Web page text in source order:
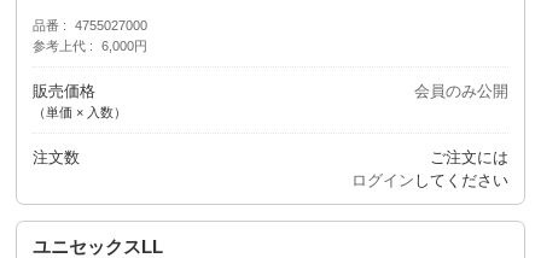
品番
4755027000
参考上代
6,000円
販売価格
（単価 × 入数）
会員のみ公開
注文数
ご注文には
ログイン してください
ユニセックスLL